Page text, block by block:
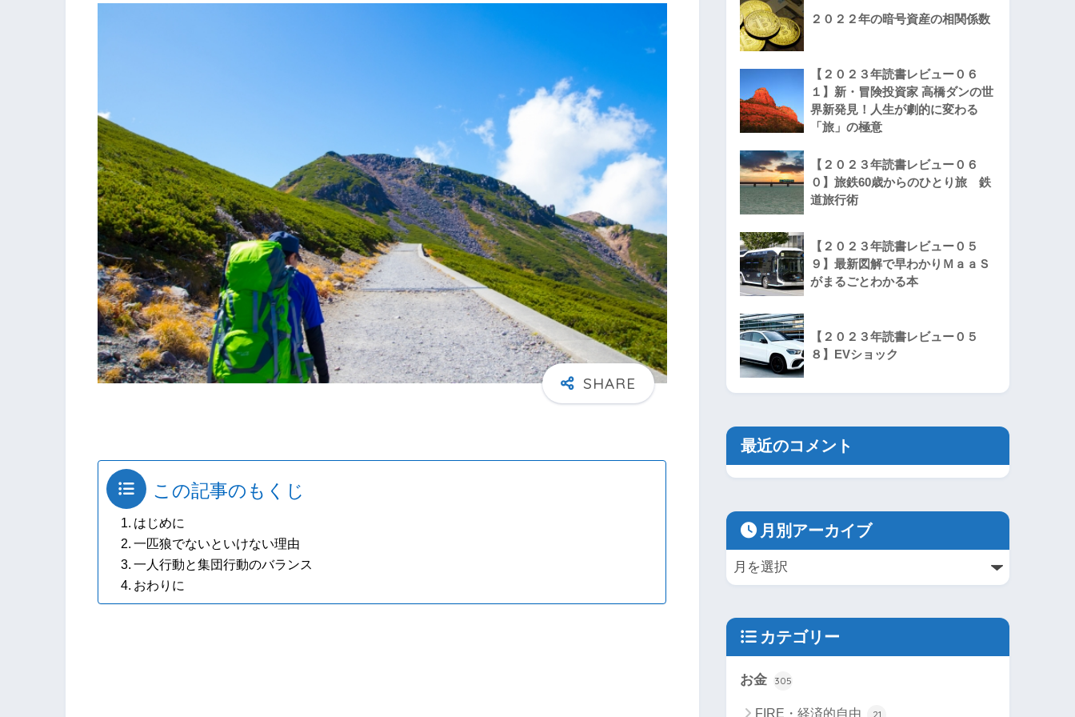
この記事のもくじ
はじめに
一匹狼でないといけない理由
一人行動と集団行動のバランス
おわりに
２０２２年の暗号資産の相関係数
【２０２３年読書レビュー０６
１】新・冒険投資家 高橋ダンの世
界新発見！人生が劇的に変わる
「旅」の極意
【２０２３年読書レビュー０６
０】旅鉄60歳からのひとり旅 鉄
道旅行術
【２０２３年読書レビュー０５
９】最新図解で早わかりＭａａＳ
がまるごとわかる本
【２０２３年読書レビュー０５
８】EVショック
最近のコメント
月別アーカイブ
カテゴリー
お金 305
FIRE・経済的自由 21